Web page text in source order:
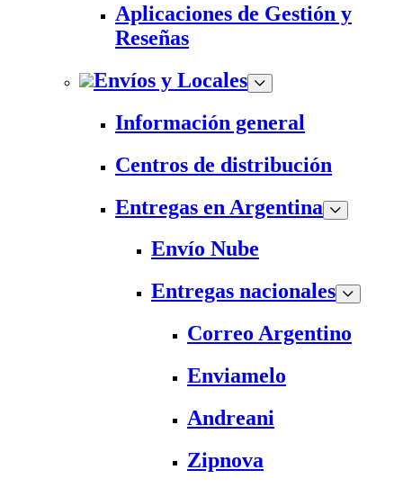
Aplicaciones de Gestión y
Reseñas
Envíos y Locales
Información general
Centros de distribución
Entregas en Argentina
Envío Nube
Entregas nacionales
Correo Argentino
Enviamelo
Andreani
Zipnova